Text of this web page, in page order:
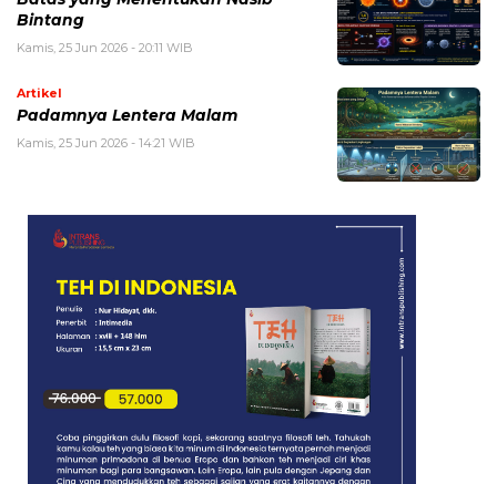
Bintang
Kamis, 25 Jun 2026 - 20:11 WIB
Artikel
Padamnya Lentera Malam
Kamis, 25 Jun 2026 - 14:21 WIB